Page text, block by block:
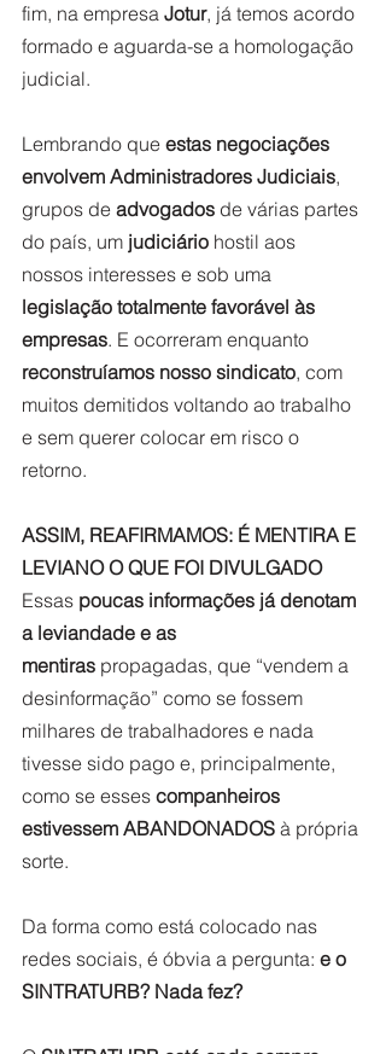
fim, na empresa Jotur, já temos acordo
formado e aguarda-se a homologação
judicial.
Lembrando que estas negociações
envolvem Administradores Judiciais,
grupos de advogados de várias partes
do país, um judiciário hostil aos
nossos interesses e sob uma
legislação totalmente favorável às
empresas. E ocorreram enquanto
reconstruíamos nosso sindicato, com
muitos demitidos voltando ao trabalho
e sem querer colocar em risco o
retorno.
ASSIM, REAFIRMAMOS: É MENTIRA E
LEVIANO O QUE FOI DIVULGADO
Essas poucas informações já denotam
a leviandade e as
mentiras propagadas, que “vendem a
desinformação” como se fossem
milhares de trabalhadores e nada
tivesse sido pago e, principalmente,
como se esses companheiros
estivessem ABANDONADOS à própria
sorte.
Da forma como está colocado nas
redes sociais, é óbvia a pergunta: e o
SINTRATURB? Nada fez?